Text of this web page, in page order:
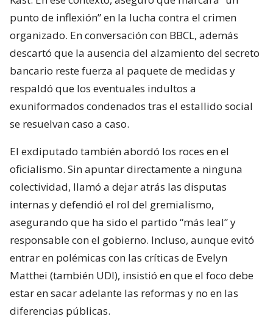
punto de inflexión” en la lucha contra el crimen
organizado. En conversación con BBCL, además
descartó que la ausencia del alzamiento del secreto
bancario reste fuerza al paquete de medidas y
respaldó que los eventuales indultos a
exuniformados condenados tras el estallido social
se resuelvan caso a caso.
El exdiputado también abordó los roces en el
oficialismo. Sin apuntar directamente a ninguna
colectividad, llamó a dejar atrás las disputas
internas y defendió el rol del gremialismo,
asegurando que ha sido el partido “más leal” y
responsable con el gobierno. Incluso, aunque evitó
entrar en polémicas con las críticas de Evelyn
Matthei (también UDI), insistió en que el foco debe
estar en sacar adelante las reformas y no en las
diferencias públicas.